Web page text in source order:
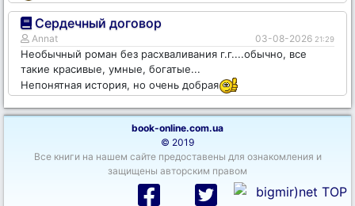
Сердечный договор
Annat 03-08-2026 21:29
Необычный роман без расхваливания г.г....обычно, все
такие красивые, умные, богатые...
Непонятная история, но очень добрая
book-online.com.ua
© 2019
Все книги на нашем сайте предоставены для ознакомления и
защищены авторским правом